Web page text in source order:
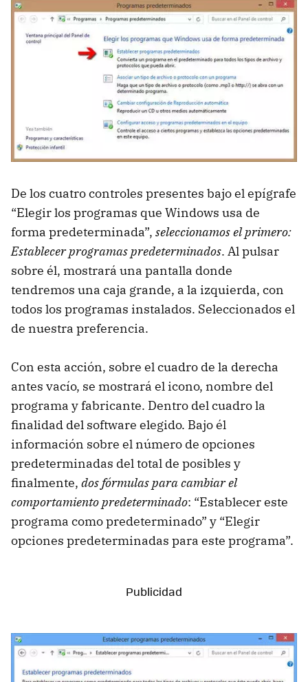
De los cuatro controles presentes bajo el epígrafe
“Elegir los programas que Windows usa de
forma predeterminada”, seleccionamos el primero:
Establecer programas predeterminados. Al pulsar
sobre él, mostrará una pantalla donde
tendremos una caja grande, a la izquierda, con
todos los programas instalados. Seleccionados el
de nuestra preferencia.
Con esta acción, sobre el cuadro de la derecha
antes vacío, se mostrará el icono, nombre del
programa y fabricante. Dentro del cuadro la
finalidad del software elegido. Bajo él
información sobre el número de opciones
predeterminadas del total de posibles y
finalmente, dos fórmulas para cambiar el
comportamiento predeterminado: “Establecer este
programa como predeterminado” y “Elegir
opciones predeterminadas para este programa”.